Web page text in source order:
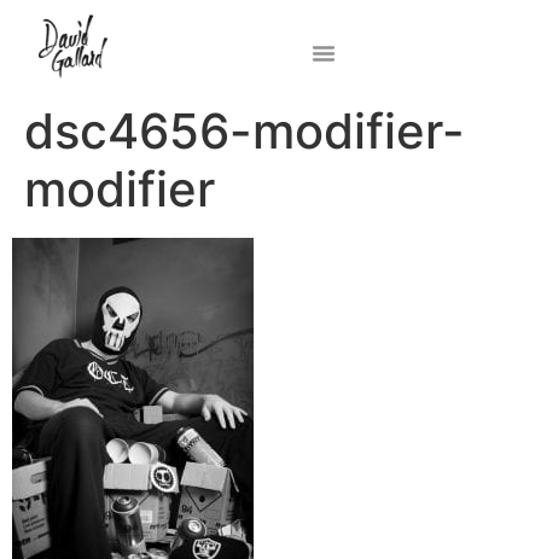
dsc4656-modifier-
modifier